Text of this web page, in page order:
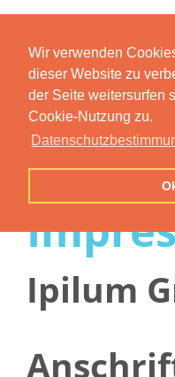
Wir verwenden
dieser Website zu
der Seite weitersurfen
Cookie-Nutzung zu.
HOME
Ipilum